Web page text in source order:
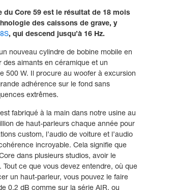
du Core 59 est le résultat de 18 mois
des caissons de grave, y
, qui descend jusqu’à 16 Hz.
nouveau cylindre de bobine mobile en
aimants en céramique et un
500 W. Il procure au woofer à excursion
adhérence sur le fond sans
extrêmes.
fabriqué à la main dans notre usine au
de haut-parleurs chaque année pour
custom, l’audio de voiture et l’audio
incroyable. Cela signifie que
dans plusieurs studios, avoir le
ce que vous devez entendre, où que
un haut-parleur, vous pouvez le faire
0,2 dB comme sur la série AIR, ou